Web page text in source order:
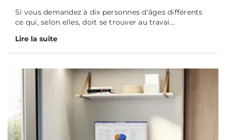
Si vous demandez à dix personnes d'âges différents
ce qui, selon elles, doit se trouver au travai...
Lire la suite